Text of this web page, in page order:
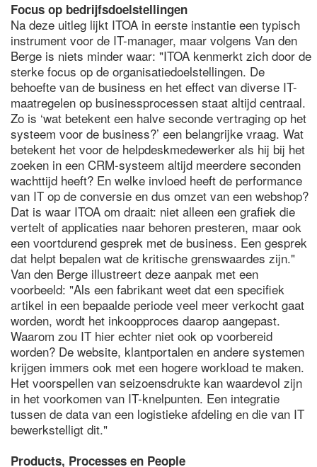
Focus op bedrijfsdoelstellingen
Na deze uitleg lijkt ITOA in eerste instantie een typisch
instrument voor de IT-manager, maar volgens Van den
Berge is niets minder waar: "ITOA kenmerkt zich door de
sterke focus op de organisatiedoelstellingen. De
behoefte van de business en het effect van diverse IT-
maatregelen op businessprocessen staat altijd centraal.
Zo is ‘wat betekent een halve seconde vertraging op het
systeem voor de business?’ een belangrijke vraag. Wat
betekent het voor de helpdeskmedewerker als hij bij het
zoeken in een CRM-systeem altijd meerdere seconden
wachttijd heeft? En welke invloed heeft de performance
van IT op de conversie en dus omzet van een webshop?
Dat is waar ITOA om draait: niet alleen een grafiek die
vertelt of applicaties naar behoren presteren, maar ook
een voortdurend gesprek met de business. Een gesprek
dat helpt bepalen wat de kritische grenswaardes zijn."
Van den Berge illustreert deze aanpak met een
voorbeeld: "Als een fabrikant weet dat een specifiek
artikel in een bepaalde periode veel meer verkocht gaat
worden, wordt het inkoopproces daarop aangepast.
Waarom zou IT hier echter niet ook op voorbereid
worden? De website, klantportalen en andere systemen
krijgen immers ook met een hogere workload te maken.
Het voorspellen van seizoensdrukte kan waardevol zijn
in het voorkomen van IT-knelpunten. Een integratie
tussen de data van een logistieke afdeling en die van IT
bewerkstelligt dit."
Products, Processes en People